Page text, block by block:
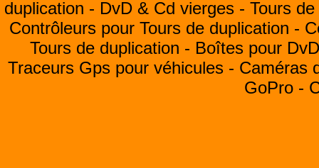
duplication - DvD & Cd vierges - Tours
Contrôleurs pour Tours de duplication -
Tours de duplication - Boîtes pour
Traceurs Gps pour véhicules - Caméras
GoPro -